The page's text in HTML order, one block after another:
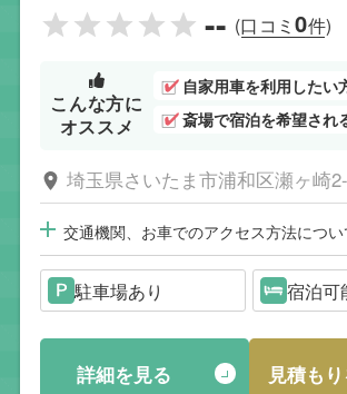
-- (口コミ0件)
こんな方に
オススメ
自家用車を利用したい
斎場で宿泊を希望され
埼玉県さいたま市浦和区瀬ヶ崎
交通機関、お車でのアクセス方法につい
駐車場あり 宿泊可
詳細を見る 見積も